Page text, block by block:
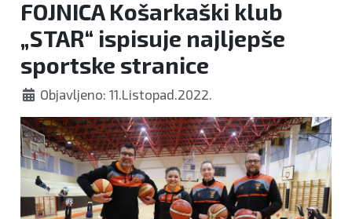
FOJNICA Košarkaški klub
„STAR“ ispisuje najljepše
sportske stranice
Objavljeno: 11.Listopad.2022.